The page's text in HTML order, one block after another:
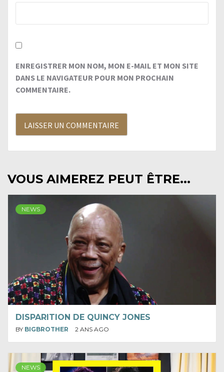
ENREGISTRER MON NOM, MON E-MAIL ET MON SITE
DANS LE NAVIGATEUR POUR MON PROCHAIN
COMMENTAIRE.
VOUS AIMEREZ PEUT ÊTRE...
NEWS
DISPARITION DE QUINCY JONES
BY BIGBROTHER 2 ANS AGO
NEWS